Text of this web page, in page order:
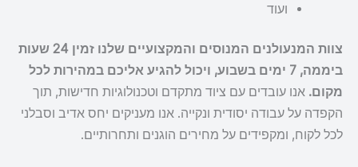
ועוד
צוות המנעולנים המנוסים והמקצועיים שלנו זמין 24 שעות
ביממה, 7 ימים בשבוע, ויכול להגיע אליכם במהירות לכל
מקום. אנו עובדים עם ציוד מתקדם וטכנולוגיות חדישות, תוך
הקפדה על עבודה יסודית ונקייה. אנו מעניקים יחס אדיב וסבלני
לכל לקוח, ומקפידים על מחירים הוגנים ותחרותיים.